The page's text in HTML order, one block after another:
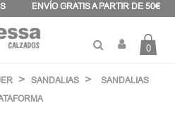
ENVÍO GRATIS A PARTIR DE 50€
0
SANDALIAS
SANDALIAS